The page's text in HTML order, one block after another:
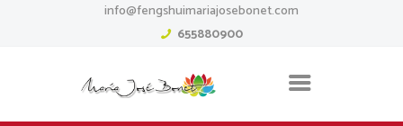
info@fengshuimariajosebonet.com
655880900